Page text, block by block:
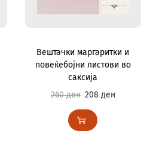
Вештачки маргаритки и
повеќебојни листови во
саксија
260ден 208 ден